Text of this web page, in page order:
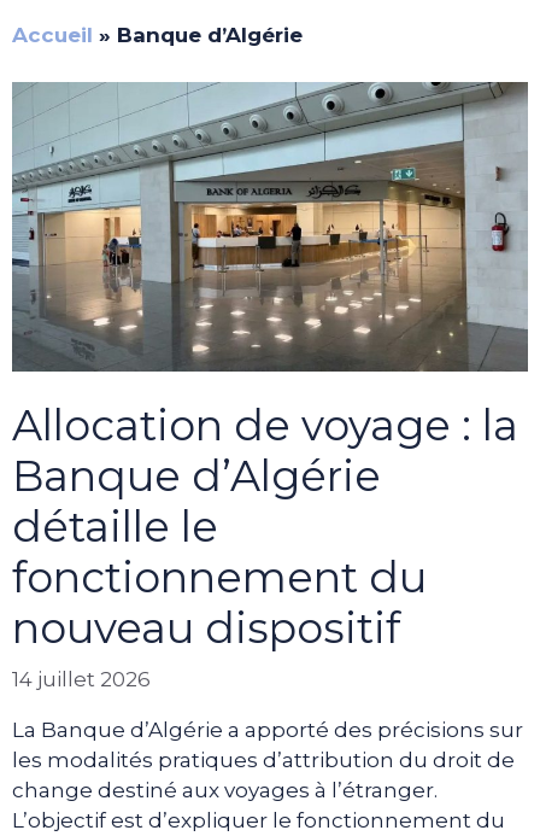
Accueil » Banque d’Algérie
Allocation de voyage : la
Banque d’Algérie
détaille le
fonctionnement du
nouveau dispositif
14 juillet 2026
La Banque d’Algérie a apporté des précisions sur
les modalités pratiques d’attribution du droit de
change destiné aux voyages à l’étranger.
L’objectif est d’expliquer le fonctionnement du